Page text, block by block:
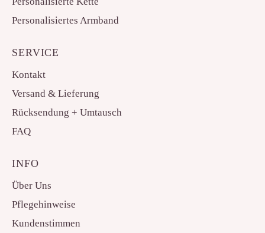
Personalisiertes Armband
SERVICE
Kontakt
Versand & Lieferung
Rücksendung + Umtausch
FAQ
INFO
Über Uns
Pflegehinweise
Kundenstimmen